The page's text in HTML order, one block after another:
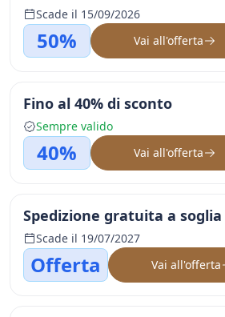
Scade il 15/09/2026
50% Vai all'offerta
Fino al 40% di sconto
Sempre valido
40% Vai all'offerta
Spedizione gratuita a
Scade il 19/07/2027
Offerta Vai all'offerta